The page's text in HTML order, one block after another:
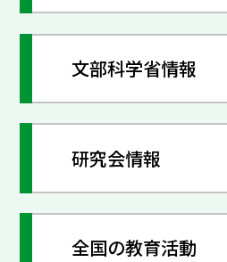
文部科学省情報
研究会情報
全国の教育活動